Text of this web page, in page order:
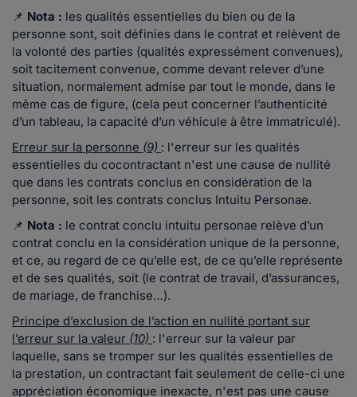
📌 Nota : les qualités essentielles du bien ou de la
personne sont, soit définies dans le contrat et relèvent de
la volonté des parties (qualités expressément convenues),
soit tacitement convenue, comme devant relever d’une
situation, normalement admise par tout le monde, dans le
même cas de figure, (cela peut concerner l’authenticité
d’un tableau, la capacité d’un véhicule à être immatriculé).
Erreur sur la personne (9) : l'erreur sur les qualités
essentielles du cocontractant n'est une cause de nullité
que dans les contrats conclus en considération de la
personne, soit les contrats conclus Intuitu Personae.
📌 Nota : le contrat conclu intuitu personae relève d’un
contrat conclu en la considération unique de la personne,
et ce, au regard de ce qu’elle est, de ce qu’elle représente
et de ses qualités, soit (le contrat de travail, d’assurances,
de mariage, de franchise…).
Principe d’exclusion de l’action en nullité portant sur
l’erreur sur la valeur (10) : l'erreur sur la valeur par
laquelle, sans se tromper sur les qualités essentielles de
la prestation, un contractant fait seulement de celle-ci une
appréciation économique inexacte, n'est pas une cause